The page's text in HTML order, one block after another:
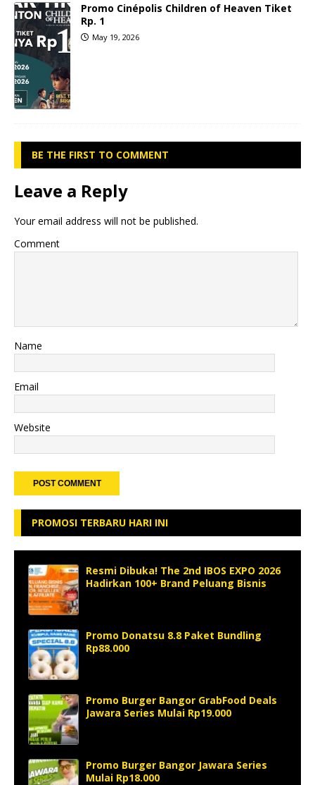
Promo Cinépolis Children of Heaven Tiket
Rp. 1
May 19, 2026
BE THE FIRST TO COMMENT
Leave a Reply
Your email address will not be published.
Comment
Name
Email
Website
PROMOSI TERBARU HARI INI
Resmi Dibuka! The 2nd IBOS EXPO 2026
Hadirkan 100+ Brand Peluang Bisnis
Promo Donatsu 8.8 Paket Bundling
Rp88.000
Promo Burger Bangor GrabFood Deals
Jawara Series Mulai Rp19.000
Promo Burger Bangor Jawara Series
Mulai Rp18.000